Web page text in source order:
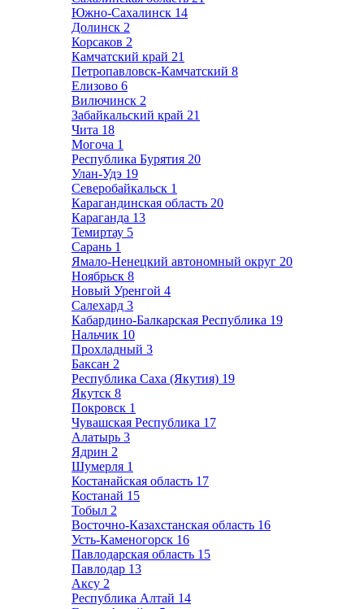
Южно-Сахалинск 14
Долинск 2
Корсаков 2
Камчатский край 21
Петропавловск-Камчатский 8
Елизово 6
Вилючинск 2
Забайкальский край 21
Чита 18
Могоча 1
Республика Бурятия 20
Улан-Удэ 19
Северобайкальск 1
Карагандинская область 20
Караганда 13
Темиртау 5
Сарань 1
Ямало-Ненецкий автономный округ 20
Ноябрьск 8
Новый Уренгой 4
Салехард 3
Кабардино-Балкарская Республика 19
Нальчик 10
Прохладный 3
Баксан 2
Республика Саха (Якутия) 19
Якутск 8
Покровск 1
Чувашская Республика 17
Алатырь 3
Ядрин 2
Шумерля 1
Костанайская область 17
Костанай 15
Тобыл 2
Восточно-Казахстанская область 16
Усть-Каменогорск 16
Павлодарская область 15
Павлодар 13
Аксу 2
Республика Алтай 14